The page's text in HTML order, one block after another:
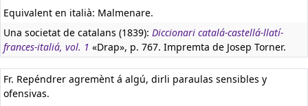
Equivalent en italià: Malmenare.
Una societat de catalans (1839): Diccionari catalá-castellá-llatí-
frances-italiá, vol. 1 «Drap», p. 767. Impremta de Josep Torner.
Fr. Repéndrer agremènt á algú, dirli paraulas sensibles y
ofensivas.